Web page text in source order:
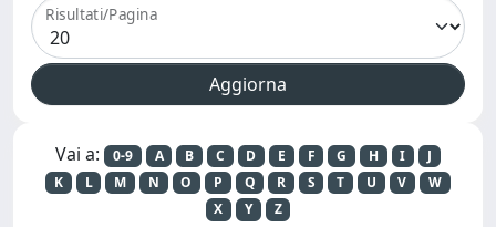
Risultati/Pagina
Vai a: 0-9 A B C D E F G H I
J
K
L M N O P Q R S T U V
W
X
Y Z